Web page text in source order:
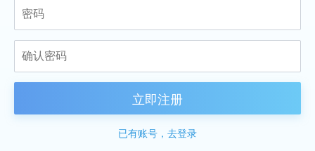
立即注册
已有账号，去登录